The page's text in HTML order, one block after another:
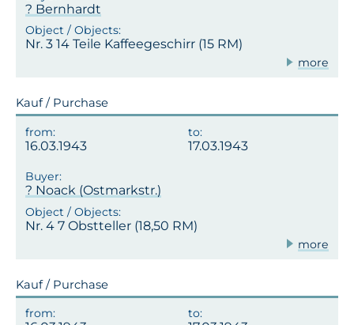
? Bernhardt
Nr. 3 14 Teile Kaffeegeschirr (15 RM)
more
Kauf / Purchase
16.03.1943 17.03.1943
? Noack (Ostmarkstr.)
Nr. 4 7 Obstteller (18,50 RM)
more
Kauf / Purchase